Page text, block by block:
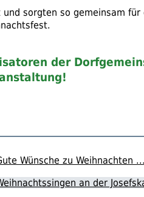
sorgten so gemeinsam für
der
Wünsche zu Weihnachten ...
an der